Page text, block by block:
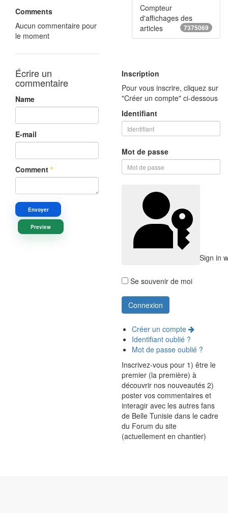
Comments
Aucun commentaire pour
le moment
Écrire un
commentaire
Name
E-mail
Comment *
Envoyer
Preview
Compteur
d'affichages des
articles
7375069
Inscription
Pour vous inscrire, cliquez sur
"Créer un compte" ci-dessous
Identifiant
Mot de passe
Sign in
Se souvenir de moi
Créer un compte
Identifiant oublié ?
Mot de passe oublié ?
Inscrivez-vous pour 1) être le
premier (la première) à
découvrir nos nouveautés 2)
poster vos commentaires et
interagir avec les autres fans
de Belle Tunisie dans le cadre
du Forum du site
(actuellement en chantier)